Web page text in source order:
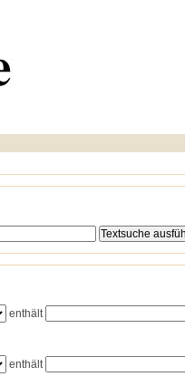
enthält
enthält